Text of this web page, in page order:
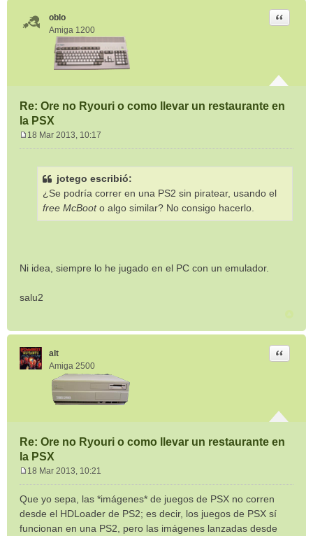
oblo
Amiga 1200
Re: Ore no Ryouri o como llevar un restaurante en
la PSX
Citar
18 Mar 2013, 10:17
jotego escribió:
¿Se podría correr en una PS2 sin piratear, usando el
free McBooto algo similar? No consigo hacerlo.
Ni idea, siempre lo he jugado en el PC con un emulador.
salu2
alt
Amiga 2500
Re: Ore no Ryouri o como llevar un restaurante en
la PSX
Citar
n
s
a
18 Mar 2013, 10:21
Que yo sepa, las *imágenes* de juegos de PSX no corren
desde el HDLoader de PS2; es decir, los juegos de PSX sí
funcionan en una PS2, pero las imágenes lanzadas desde